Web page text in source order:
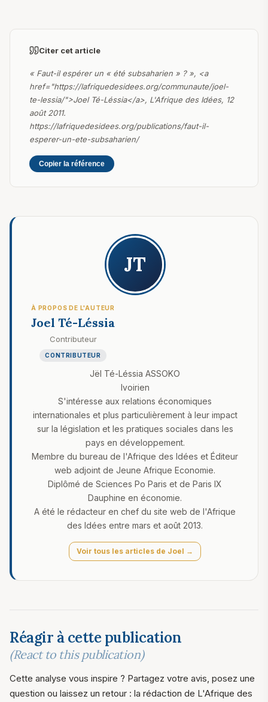
Citer cet article
« Faut-il espérer un « été subsaharien » ? », <a
href="https://lafriquedesidees.org/communaute/joel-
te-lessia/">Joel Té-Léssia</a>, L'Afrique des Idées, 12
août 2011.
https://lafriquedesidees.org/publications/faut-il-
esperer-un-ete-subsaharien/
Copier la référence
JT
À PROPOS DE L'AUTEUR
Joel Té-Léssia
Contributeur
CONTRIBUTEUR
Jël Té-Léssia ASSOKO
Ivoirien
S'intéresse aux relations économiques
internationales et plus particulièrement à leur impact
sur la législation et les pratiques sociales dans les
pays en développement.
Membre du bureau de l'Afrique des Idées et Éditeur
web adjoint de Jeune Afrique Economie.
Diplômé de Sciences Po Paris et de Paris IX
Dauphine en économie.
A été le rédacteur en chef du site web de l'Afrique
des Idées entre mars et août 2013.
Voir tous les articles de Joel →
Réagir à cette publication
(React to this publication)
Cette analyse vous inspire ? Partagez votre avis, posez une
question ou laissez un retour : la rédaction de L'Afrique des